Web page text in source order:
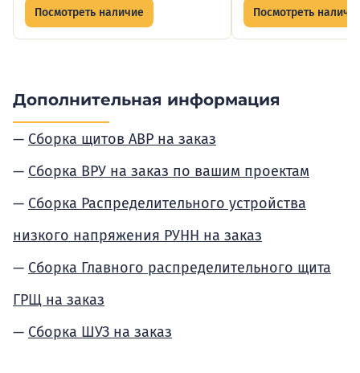
Посмотреть наличие Посмотреть
Дополнительная информация
Сборка щитов АВР на заказ
Сборка ВРУ на заказ по вашим проектам
Сборка Распределительного устройства
низкого напряжения РУНН на заказ
Сборка Главного распределительного щита
ГРЩ на заказ
Сборка ШУЗ на заказ